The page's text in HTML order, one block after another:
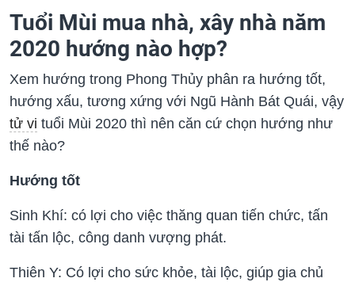
Tuổi Mùi mua nhà, xây nhà năm
2020 hướng nào hợp?
Xem hướng trong Phong Thủy phân ra hướng tốt,
hướng xấu, tương xứng với Ngũ Hành Bát Quái, vậy
tử vi tuổi Mùi 2020 thì nên căn cứ chọn hướng như
thế nào?
Hướng tốt
Sinh Khí: có lợi cho việc thăng quan tiến chức, tấn
tài tấn lộc, công danh vượng phát.
Thiên Y: Có lợi cho sức khỏe, tài lộc, giúp gia chủ